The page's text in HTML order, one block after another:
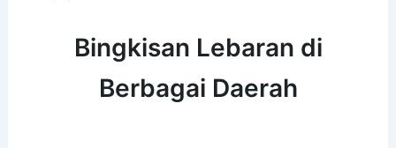
Bingkisan Lebaran di
Berbagai Daerah